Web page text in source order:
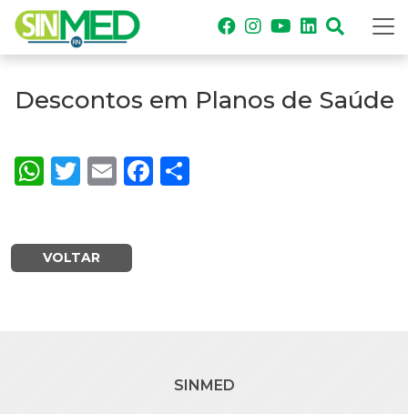
Descontos em Planos de Saúde
WhatsApp
Twitter
EmailFacebook
VOLTAR
SINMED